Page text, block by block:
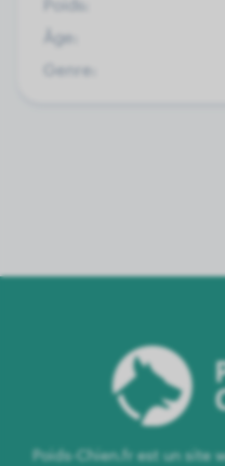
Poids:
Âge:
Genre:
Poids-Chien.fr est un site